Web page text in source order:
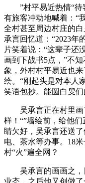
”村平易近热情“待客
有旅客冲动地喊着：“
全村甚至周边村庄的
承言回忆道：“2023年
片笑着说：“这辈子还
画到下战书5点，”不
象，外村村平易近也
绘。“刚起头是对本人
笑语包抄。能圆白叟
吴承言正在村里画
样！“”墙绘前，给他
睛欠好，吴承言还送
电、茶水等办事。18
村“火”遍全网？
吴承言的画画之，
业态，之后他又创做